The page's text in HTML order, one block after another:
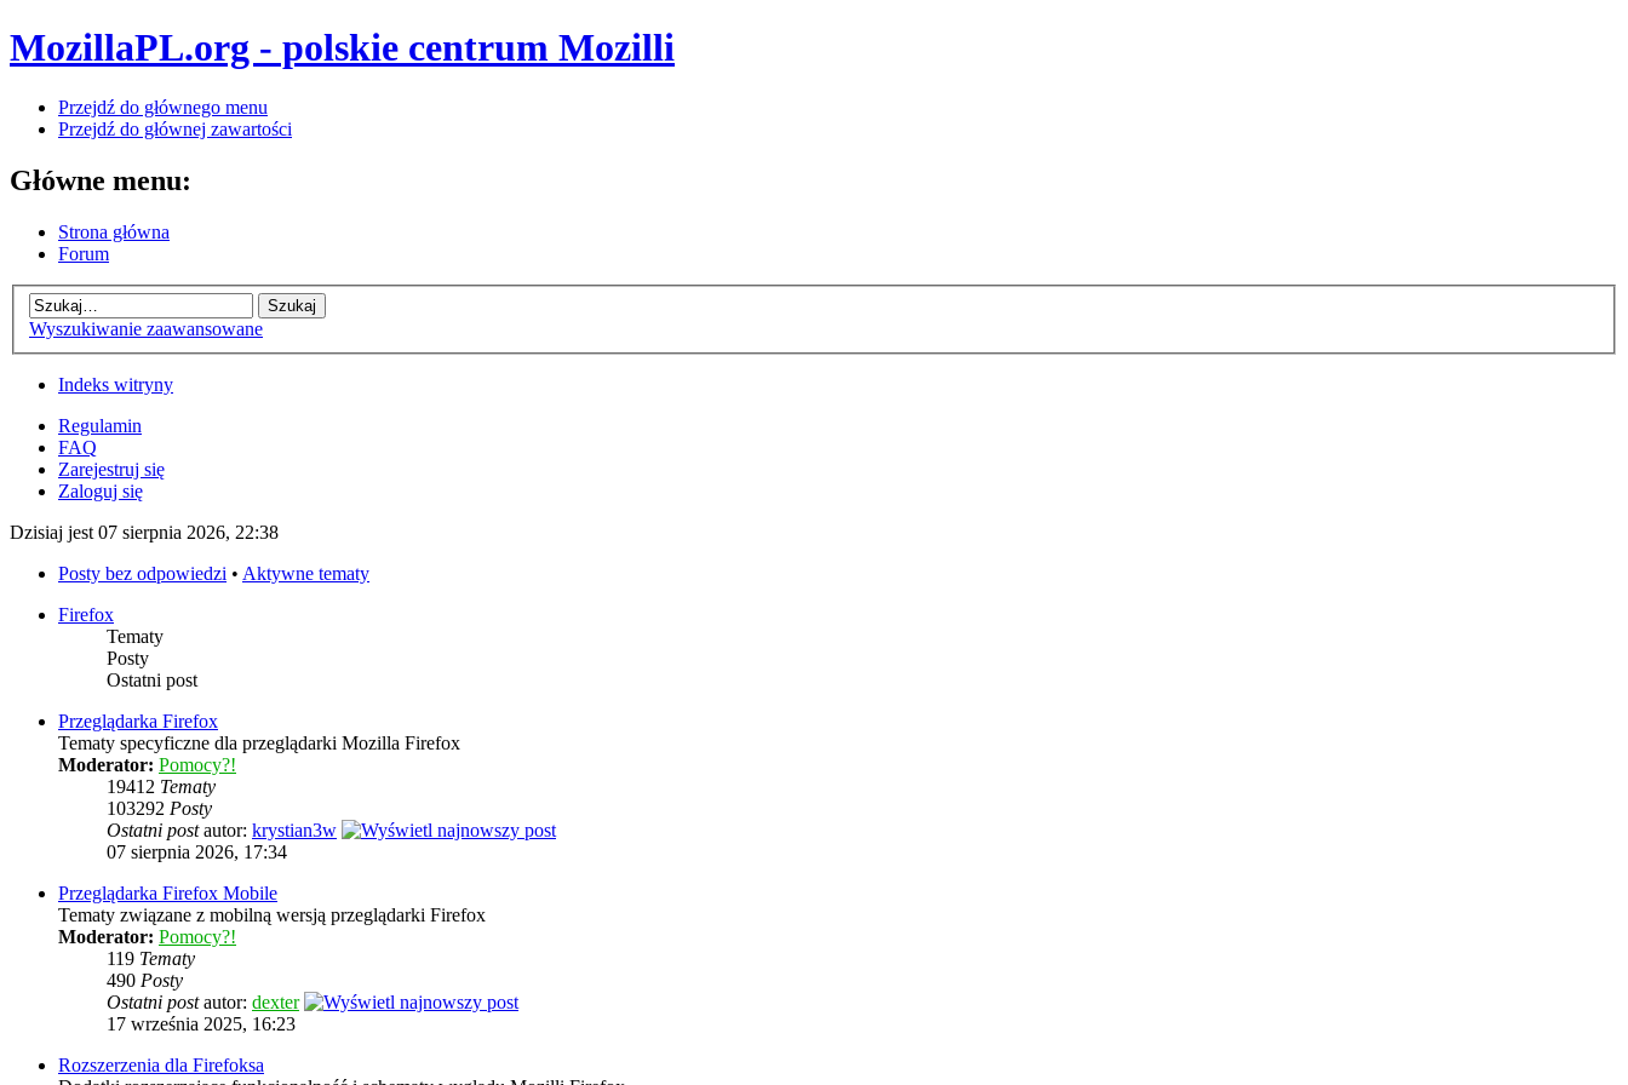
MozillaPL.org - polskie centrum Mozilli
Przejdź do głównego menu
Przejdź do głównej zawartości
Główne menu:
Strona główna
Forum
Wyszukiwanie zaawansowane
Indeks witryny
Regulamin
FAQ
Zarejestruj się
Zaloguj się
Dzisiaj jest 07 sierpnia 2026, 22:38
Posty bez odpowiedzi • Aktywne tematy
Firefox
Tematy
Posty
Ostatni post
Przeglądarka Firefox
Tematy specyficzne dla przeglądarki Mozilla Firefox
Moderator: Pomocy?!
19412 Tematy
103292 Posty
Ostatni postautor: krystian3w
07 sierpnia 2026, 17:34
Przeglądarka Firefox Mobile
Tematy związane z mobilną wersją przeglądarki Firefox
Moderator: Pomocy?!
119 Tematy
490 Posty
Ostatni postautor: dexter
17 września 2025, 16:23
Rozszerzenia dla Firefoksa